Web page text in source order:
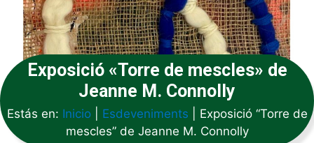
Exposició «Torre de mescles» de
Jeanne M. Connolly
Estás en: Inicio| Esdeveniments
Exposició “Torre de
mescles” de Jeanne M. Connolly